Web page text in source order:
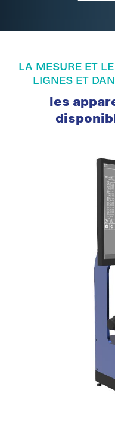
LA MESURE ET
LIGNES ET
les